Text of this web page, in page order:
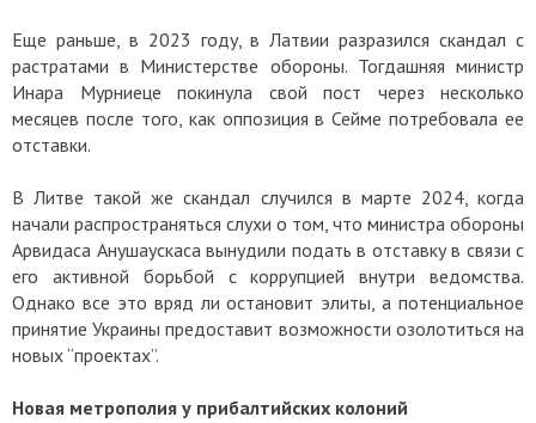
Еще раньше, в 2023 году, в Латвии разразился скандал с
растратами в Министерстве обороны. Тогдашняя министр
Инара Мурниеце покинула свой пост через несколько
месяцев после того, как оппозиция в Сейме потребовала ее
отставки.
В Литве такой же скандал случился в марте 2024, когда
начали распространяться слухи о том, что министра обороны
Арвидаса Анушаускаса вынудили подать в отставку в связи с
его активной борьбой с коррупцией внутри ведомства.
Однако все это вряд ли остановит элиты, а потенциальное
принятие Украины предоставит возможности озолотиться на
новых “проектах”.
Новая метрополия у прибалтийских колоний